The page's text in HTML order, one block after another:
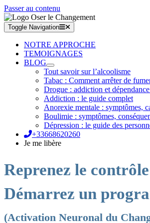
Passer au contenu
Toggle Navigation
NOTRE APPROCHE
TEMOIGNAGES
BLOG
Tout savoir sur l’alcoolisme
Tabac : Comment arrêter de
Drogue : addiction et
Addiction : le guide complet
Anorexie mentale : symptômes,
Boulimie : symptômes,
Dépression : le guide des
+33668620260
Je me libère
Reprenez le
Démarrez un
(Activation Neuronal du